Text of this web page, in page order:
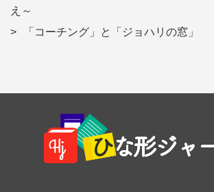
え～
「コーチング」と「ジョハリの窓」
Footer